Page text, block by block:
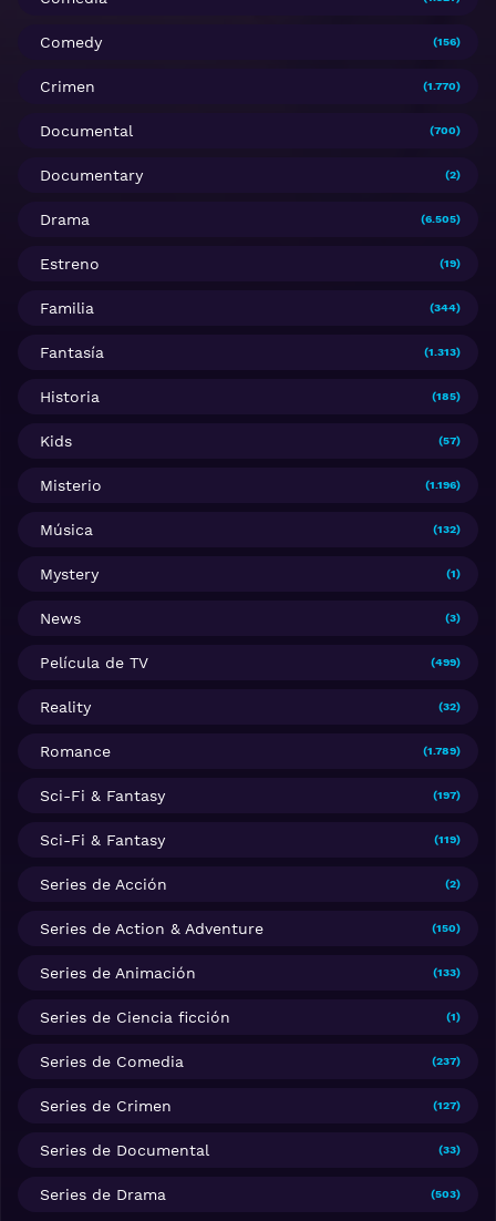
Comedy (156)
Crimen (1.770)
Documental (700)
Documentary (2)
Drama (6.505)
Estreno (19)
Familia (344)
Fantasía (1.313)
Historia (185)
Kids (57)
Misterio (1.196)
Música (132)
Mystery (1)
News (3)
Película de TV (499)
Reality (32)
Romance (1.789)
Sci-Fi & Fantasy (197)
Sci-Fi & Fantasy (119)
Series de Acción (2)
Series de Action & Adventure (150)
Series de Animación (133)
Series de Ciencia ficción (1)
Series de Comedia (237)
Series de Crimen (127)
Series de Documental (33)
Series de Drama (503)